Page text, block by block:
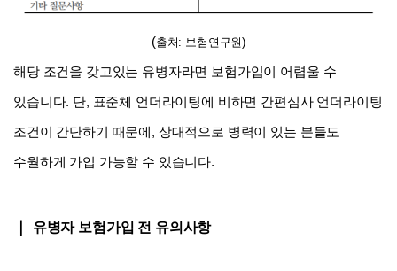
(출처: 보험연구원)
해당 조건을 갖고있는 유병자라면 보험가입이 어렵울 수
있습니다. 단, 표준체 언더라이팅에 비하면 간편심사 언더라이팅
조건이 간단하기 때문에, 상대적으로 병력이 있는 분들도
수월하게 가입 가능할 수 있습니다.
유병자 보험가입 전 유의사항